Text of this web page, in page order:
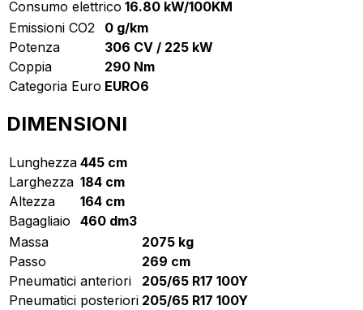
Consumo elettrico 16.80 kW/100KM
Emissioni CO2
0 g/km
Potenza
306 CV / 225 kW
Coppia
290 Nm
Categoria Euro EURO6
DIMENSIONI
Lunghezza 445 cm
Larghezza 184 cm
Altezza
164 cm
Bagagliaio
460 dm3
Massa
2075 kg
Passo
269 cm
Pneumatici anteriori
205/65 R17 100Y
Pneumatici posteriori 205/65 R17 100Y